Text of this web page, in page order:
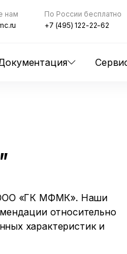
нам
По России бесплатно
+7 (495) 122-22-62
ООО «ГК МФМК». Наши
относительно
характеристик и